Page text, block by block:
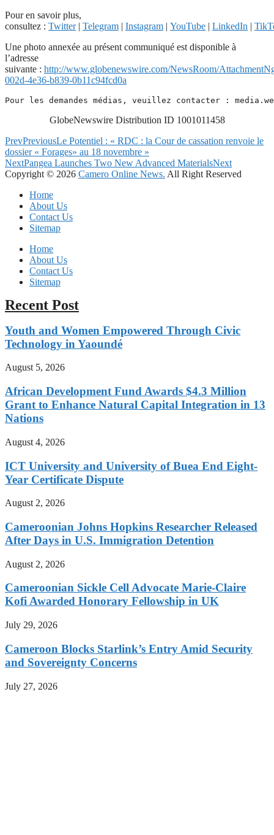
Pour en savoir plus,
consultez : Twitter| Telegram | Instagram | YouTube | LinkedIn |
Une photo annexée au présent communiqué est disponible à
l’adresse
suivante : http://www.globenewswire.com/NewsRoom/
002d-4e36-b839-0b11c94fcd0a
Pour les demandes médias, veuillez contacter :
GlobeNewswire Distribution ID 1001011458
PrevPreviousLe Potentiel : « RDC : la Cour de cassation renvoie le
dossier « Forages» au 18 novembre »
NextPangea Launches Two New Advanced MaterialsNext
Copyright © 2026 Camero Online News. All Right Reserved
Home
About Us
Contact Us
Sitemap
Home
About Us
Contact Us
Sitemap
Recent Post
Youth and Women Empowered Through Civic
Technology in Yaoundé
August 5, 2026
African Development Fund Awards $4.3 Million
Grant to Enhance Natural Capital Integration in 13
Nations
August 4, 2026
ICT University and University of Buea End Eight-
Year Certificate Dispute
August 2, 2026
Cameroonian Johns Hopkins Researcher Released
After Days in U.S. Immigration Detention
August 2, 2026
Cameroonian Sickle Cell Advocate Marie-Claire
Kofi Awarded Honorary Fellowship in UK
July 29, 2026
Cameroon Blocks Starlink’s Entry Amid Security
and Sovereignty Concerns
July 27, 2026